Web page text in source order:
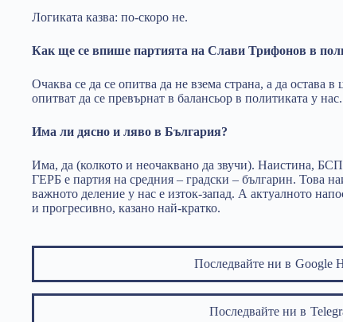
Логиката казва: по-скоро не.
Как ще се впише партията на Слави Трифонов в
Очаква се да се опитва да не взема страна, а да остава
опитват да се превърнат в балансьор в политиката у нас.
Има ли дясно и ляво в България?
Има, да (колкото и неочаквано да звучи). Наистина,
ГЕРБ е партия на средния – градски – българин. Това
важното деление у нас е изток-запад. А актуалното
и прогресивно, казано най-кратко.
Последвайте ни в Google
Последвайте ни в